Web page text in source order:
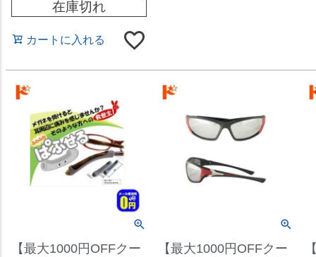
在庫切れ
カートに入れる
【最大1000円OFFクー
【最大1000円OFFクー